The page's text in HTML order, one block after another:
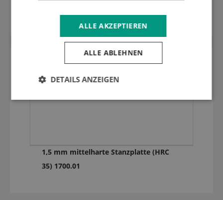
1,5 mm mittelharte Stanzplatte (HRC
35) 1700.01
ALLE AKZEPTIEREN
ALLE ABLEHNEN
DETAILS ANZEIGEN